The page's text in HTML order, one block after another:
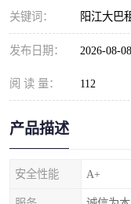
关键词： 阳江大巴
发布日期： 2026-08-08
阅 读 量： 112
产品描述
安全性能 A+